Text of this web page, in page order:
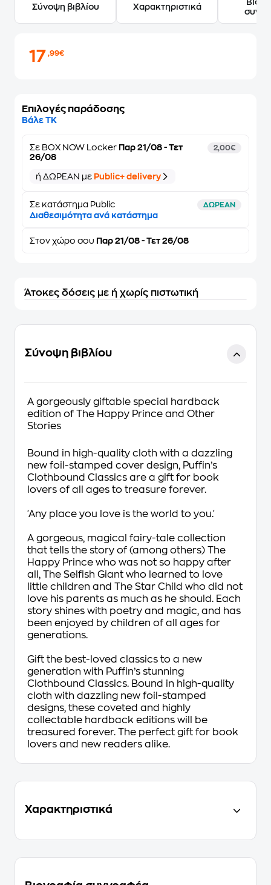
Σύνοψη βιβλίου Χαρακτηριστικά
17,99€
Επιλογές παράδοσης
Βάλε ΤΚ
Σε BOX NOW Locker Παρ 21/08 - Τετ
26/08
2,00€
ή ΔΩΡΕΑΝ με Public+ delivery
Σε κατάστημα Public ΔΩΡΕΑΝ
Διαθεσιμότητα ανά κατάστημα
Στον χώρο σου Παρ 21/08 - Τετ 26/08
Άτοκες δόσεις με ή χωρίς πιστωτική
Σύνοψη βιβλίου
A gorgeously giftable special hardback
edition of The Happy Prince and Other
Stories
Bound in high-quality cloth with a dazzling
new foil-stamped cover design, Puffin’s
Clothbound Classics are a gift for book
lovers of all ages to treasure forever.
'Any place you love is the world to you.'
A gorgeous, magical fairy-tale collection
that tells the story of (among others) The
Happy Prince who was not so happy after
all, The Selfish Giant who learned to love
little children and The Star Child who did not
love his parents as much as he should. Each
story shines with poetry and magic, and has
been enjoyed by children of all ages for
generations.
Gift the best-loved classics to a new
generation with Puffin’s stunning
Clothbound Classics. Bound in high-quality
cloth with dazzling new foil-stamped
designs, these coveted and highly
collectable hardback editions will be
treasured forever. The perfect gift for book
lovers and new readers alike.
Χαρακτηριστικά